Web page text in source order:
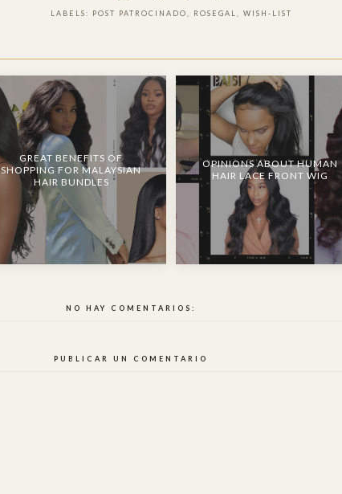
LABELS: POST PATROCINADO ROSEGAL WISH-LIST
GREAT BENEFITS OF
SHOPPING FOR MALAYSIAN
HAIR BUNDLES
OPINIONS ABOUT HUMAN
HAIR LACE FRONT WIG
NO HAY COMENTARIOS:
PUBLICAR UN COMENTARIO